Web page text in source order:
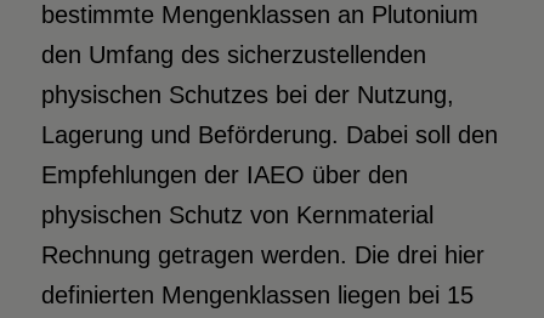
bestimmte Mengenklassen an Plutonium
den Umfang des sicherzustellenden
physischen Schutzes bei der Nutzung,
Lagerung und Beförderung. Dabei soll den
Empfehlungen der IAEO über den
physischen Schutz von Kernmaterial
Rechnung getragen werden. Die drei hier
definierten Mengenklassen liegen bei 15